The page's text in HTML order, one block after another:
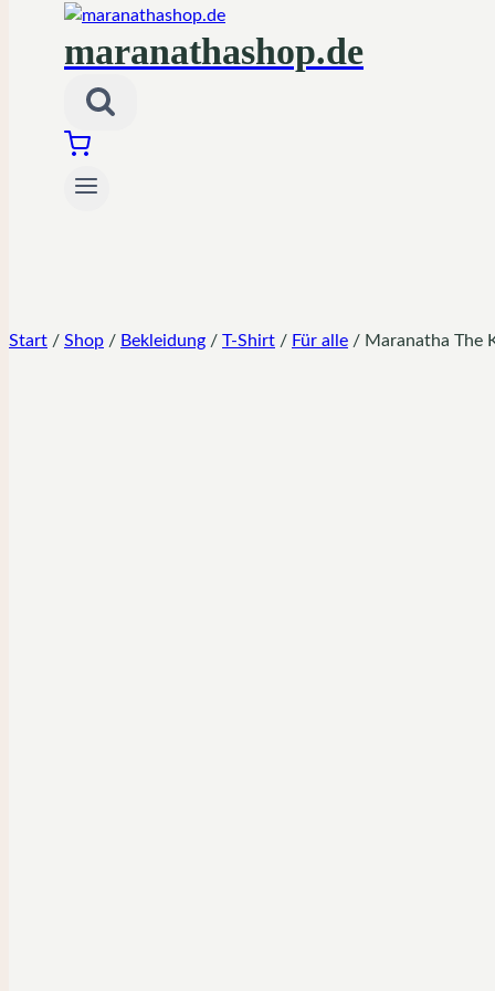
maranathashop.de
Start / Shop / Bekleidung / T-Shirt / Für alle / Maranatha The